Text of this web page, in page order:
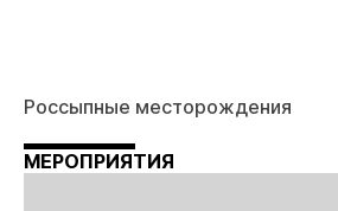
Россыпные месторождения
МЕРОПРИЯТИЯ